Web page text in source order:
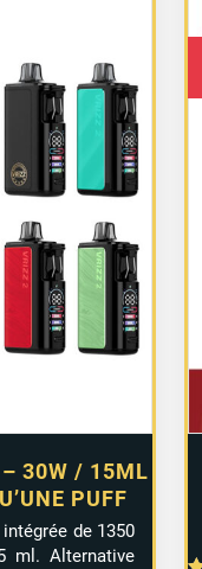
– 30W / 15ML
PUFF
de 1350
ml. Alternative